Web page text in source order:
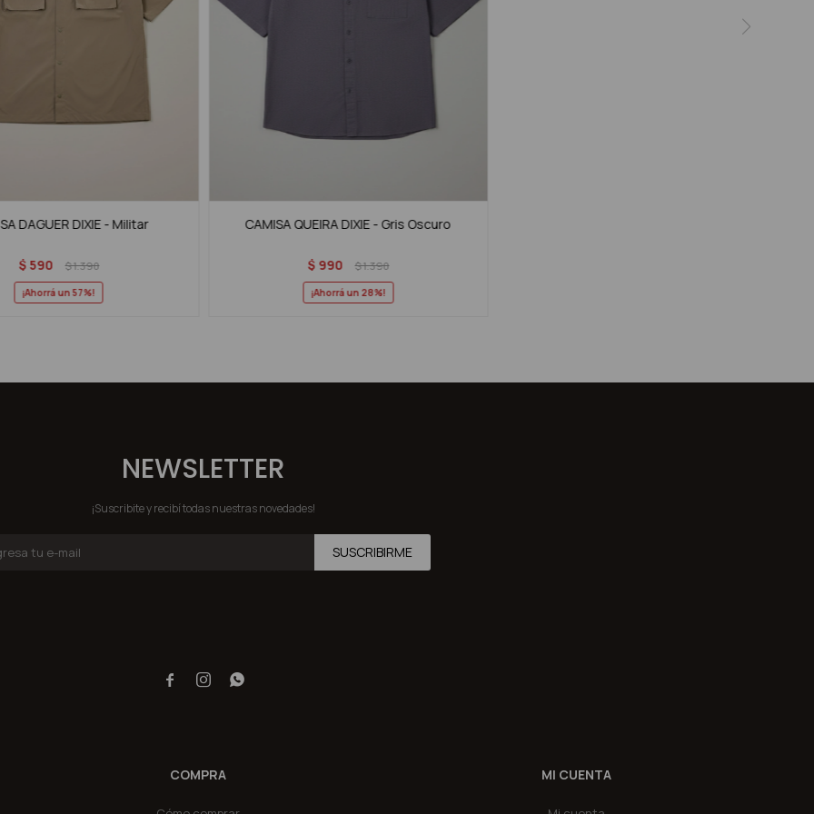
DAGUER DIXIE - Militar
$ 590 $1.390
57
CAMISA QUEIRA DIXIE - Gris Oscuro
$ 990 $1.390
28
COMPRA MI CUENTA
NEWSLETTER
¡Suscribite y recibí todas nuestras novedades!
SUSCRIBIRME
  